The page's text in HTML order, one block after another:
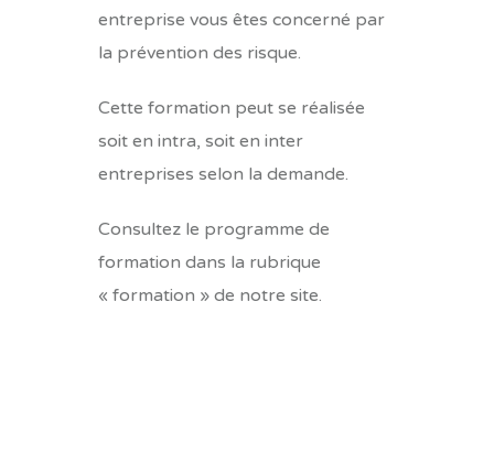
entreprise vous êtes concerné par
la prévention des risque.
Cette formation peut se réalisée
soit en intra, soit en inter
entreprises selon la demande.
Consultez le programme de
formation dans la rubrique
« formation » de notre site.